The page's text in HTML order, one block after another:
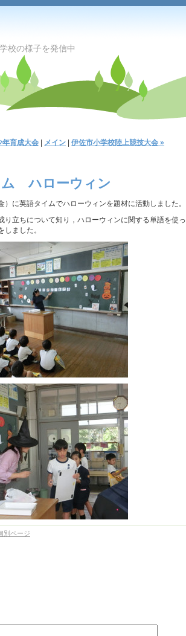
校の様子を発信中
年育成大会 メイン 伊佐市小学校陸上競技大会 »
ム ハローウィン
）に英語タイムでハローウィンを題材に活動しました。
り立ちについて知り，ハローウィンに関する単語を使っ
しました。
別ページ